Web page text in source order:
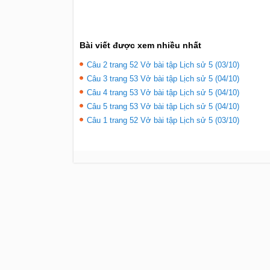
Bài viết được xem nhiều nhất
Câu 2 trang 52 Vở bài tập Lịch sử 5 (03/10)
Câu 3 trang 53 Vở bài tập Lịch sử 5 (04/10)
Câu 4 trang 53 Vở bài tập Lịch sử 5 (04/10)
Câu 5 trang 53 Vở bài tập Lịch sử 5 (04/10)
Câu 1 trang 52 Vở bài tập Lịch sử 5 (03/10)